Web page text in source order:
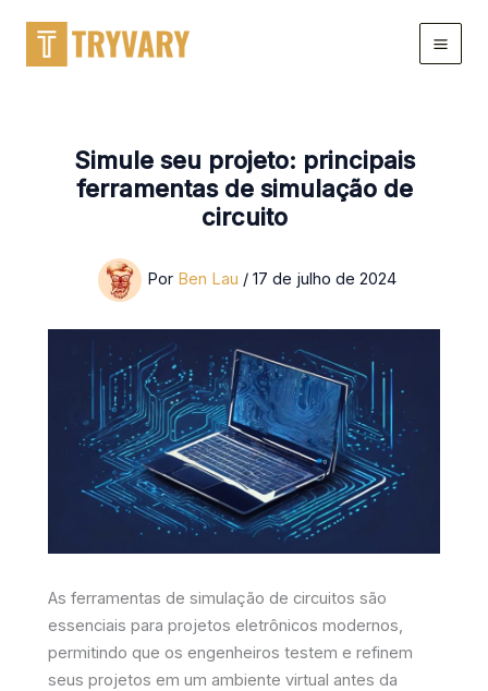
Simule seu projeto: principais
ferramentas de simulação de
circuito
Por Ben Lau / 17 de julho de 2024
As ferramentas de simulação de circuitos são
essenciais para projetos eletrônicos modernos,
permitindo que os engenheiros testem e refinem
seus projetos em um ambiente virtual antes da